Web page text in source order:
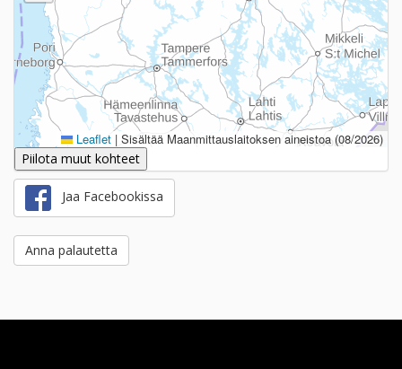
Leaflet | Sisältää Maanmittauslaitoksen aineistoa (08/2026)
Piilota muut kohteet
Jaa Facebookissa
Anna palautetta